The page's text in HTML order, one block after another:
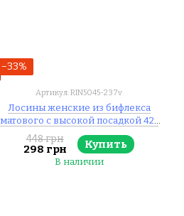
−33%
Артикул: RIN5045-237v
Лосины женские из бифлекса
матового с высокой посадкой 42-
44, 46-48 (2цв) "ORFEEVA" недорого
от прямого поставщика
448 грн
298 грн Купить
В наличии